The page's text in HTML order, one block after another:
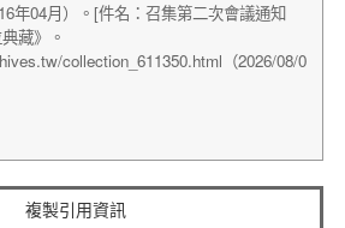
複製引用資訊